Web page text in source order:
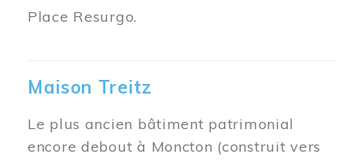
Place Resurgo.
Maison Treitz
Le plus ancien bâtiment patrimonial
encore debout à Moncton (construit vers